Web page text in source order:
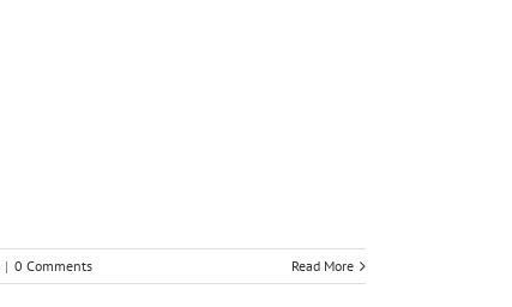
| 0 Comments Read More